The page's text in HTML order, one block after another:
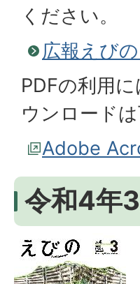
ください。
広報えび
PDFの利用
ウンロード
Adobe
令和4年